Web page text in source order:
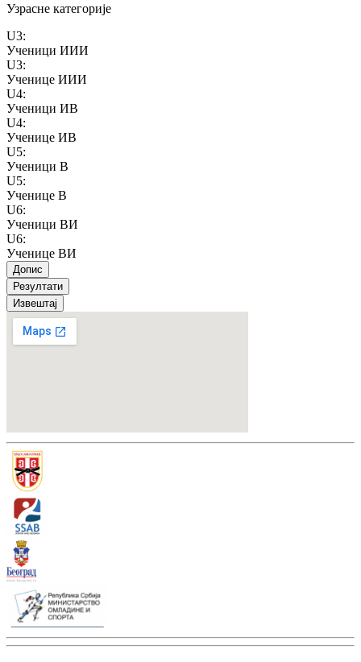
Узрасне категорије
U3:
Ученици ИИИ
U3:
Ученице ИИИ
U4:
Ученици ИВ
U4:
Ученице ИВ
U5:
Ученици В
U5:
Ученице В
U6:
Ученици ВИ
U6:
Ученице ВИ
Допис
Резултати
Извештај